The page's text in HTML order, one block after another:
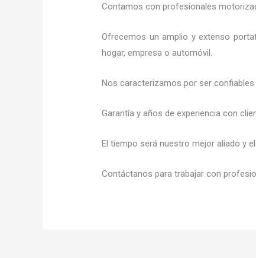
Contamos con profesionales
Ofrecemos un amplio y extenso
hogar, empresa o automóvil.
Nos caracterizamos por ser
Garantía y años de experiencia con
El tiempo será nuestro mejor aliado y el
Contáctanos para trabajar con